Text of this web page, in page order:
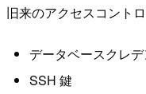
旧来のアクセスコント
データベースクレ
SSH 鍵